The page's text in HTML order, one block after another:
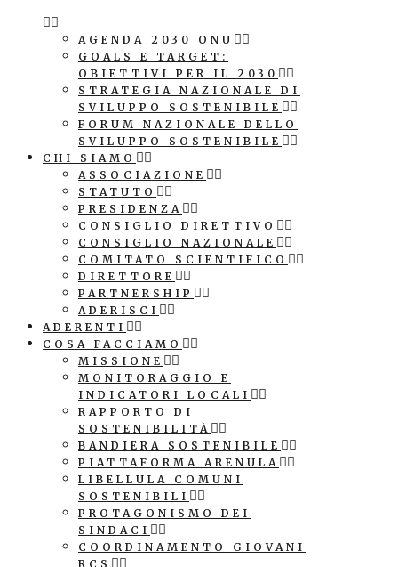
AGENDA 2030 ONU
GOALS E TARGET:
OBIETTIVI PER IL 2030
STRATEGIA NAZIONALE DI
SVILUPPO SOSTENIBILE
FORUM NAZIONALE DELLO
SVILUPPO SOSTENIBILE
CHI SIAMO
ASSOCIAZIONE
STATUTO
PRESIDENZA
CONSIGLIO DIRETTIVO
CONSIGLIO NAZIONALE
COMITATO SCIENTIFICO
DIRETTORE
PARTNERSHIP
ADERISCI
ADERENTI
COSA FACCIAMO
MISSIONE
MONITORAGGIO E
INDICATORI LOCALI
RAPPORTO DI
SOSTENIBILITÀ
BANDIERA SOSTENIBILE
PIATTAFORMA ARENULA
LIBELLULA COMUNI
SOSTENIBILI
PROTAGONISMO DEI
SINDACI
COORDINAMENTO GIOVANI
RCS